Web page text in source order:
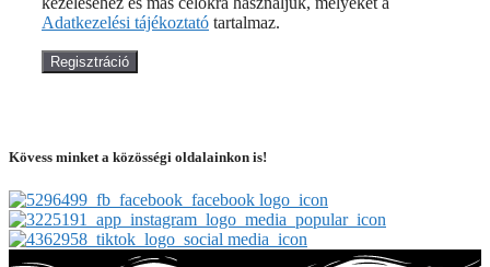
Adatkezelési tájékoztató tartalmaz.
Regisztráció
Kövess minket a közösségi oldalainkon is!